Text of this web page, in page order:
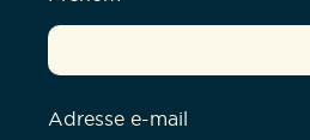
Adresse e-mail